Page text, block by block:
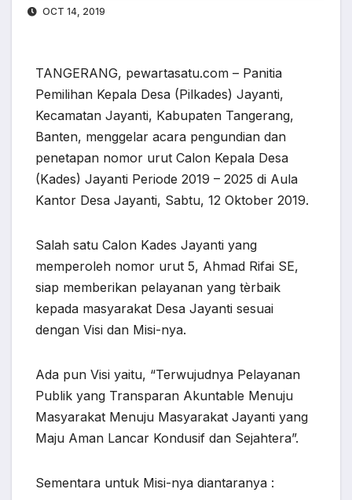
OCT 14, 2019
TANGERANG, pewartasatu.com – Panitia
Pemilihan Kepala Desa (Pilkades) Jayanti,
Kecamatan Jayanti, Kabupaten Tangerang,
Banten, menggelar acara pengundian dan
penetapan nomor urut Calon Kepala Desa
(Kades) Jayanti Periode 2019 – 2025 di Aula
Kantor Desa Jayanti, Sabtu, 12 Oktober 2019.
Salah satu Calon Kades Jayanti yang
memperoleh nomor urut 5, Ahmad Rifai SE,
siap memberikan pelayanan yang tèrbaik
kepada masyarakat Desa Jayanti sesuai
dengan Visi dan Misi-nya.
Ada pun Visi yaitu, “Terwujudnya Pelayanan
Publik yang Transparan Akuntable Menuju
Masyarakat Menuju Masyarakat Jayanti yang
Maju Aman Lancar Kondusif dan Sejahtera”.
Sementara untuk Misi-nya diantaranya :